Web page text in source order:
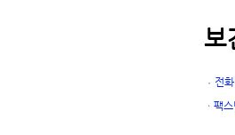
보
ㆍ 전
ㆍ 팩